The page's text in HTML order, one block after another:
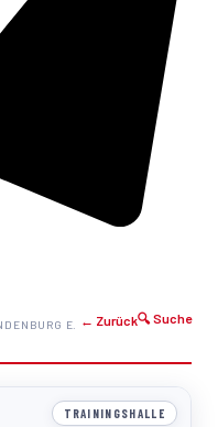
E.
← Zurück🔍 Suche
TRAININGSHALLE